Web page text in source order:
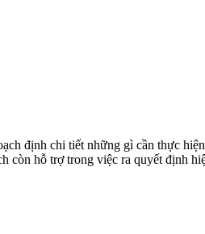
định chi tiết những gì cần thực
còn hỗ trợ trong việc ra quyết định